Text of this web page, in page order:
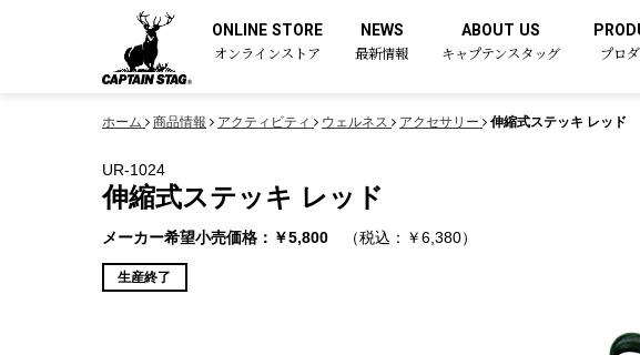
ONLINE STORE
オンラインストア
NEWS
最新情報
ABOUT US
キャプテンスタッグ プロ
ホーム 商品情報 アクティビティ ウェルネス アクセサリー 伸縮式ステッキ レッド
UR-1024
伸縮式ステッキ レッド
メーカー希望小売価格：￥5,800 （税込：￥6,380）
生産終了